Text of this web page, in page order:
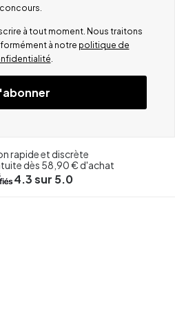
concours.
à tout moment. Nous traitons
à notre politique de
rapide et discrète
dès 58,90 € d'achat
4.3sur 5.0